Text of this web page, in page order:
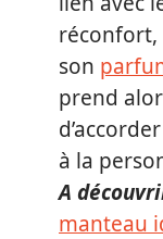
réconfort,
son
prend
à la
A
manteau